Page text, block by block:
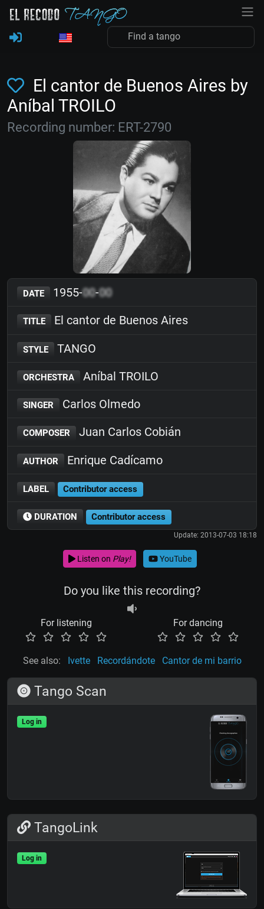
El cantor de Buenos Aires by
Aníbal TROILO
Recording number: ERT-2790
DATE 1955-00-00
TITLE El cantor de Buenos Aires
STYLE TANGO
ORCHESTRA Aníbal TROILO
SINGER Carlos Olmedo
COMPOSER Juan Carlos Cobián
AUTHOR Enrique Cadícamo
LABEL Contributor access
DURATION Contributor access
Update: 2013-07-03 18:18
Listen on Play! YouTube
Do you like this recording?
For listening For dancing
See also: Ivette Recordándote Cantor de mi barrio
Tango Scan
Log in
TangoLink
Log in